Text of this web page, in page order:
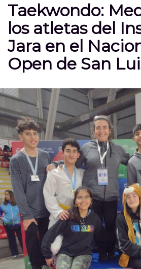
Taekwondo:
los atletas del
Jara en el
Open de San